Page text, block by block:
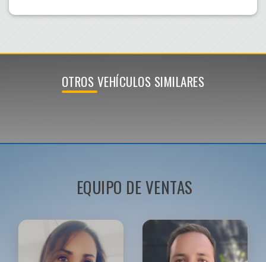
OTROS VEHÍCULOS SIMILARES
EQUIPO DE VENTAS